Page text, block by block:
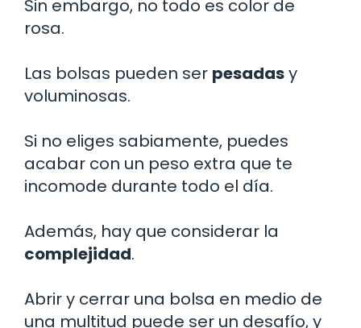
Sin embargo, no todo es color de
rosa.
Las bolsas pueden ser pesadasy
voluminosas.
Si no eliges sabiamente, puedes
acabar con un peso extra que te
incomode durante todo el día.
Además, hay que considerar la
complejidad.
Abrir y cerrar una bolsa en medio de
una multitud puede ser un desafío, y